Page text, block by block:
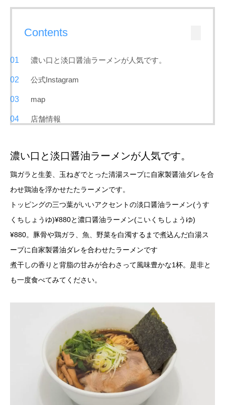
Contents
濃い口と淡口醤油ラーメンが人気です。
公式Instagram
map
店舗情報
濃い口と淡口醤油ラーメンが人気です。
鶏ガラと生姜、玉ねぎでとった清湯スープに自家製醤油ダレを合
わせ鶏油を浮かせたたラーメンです。
トッピングの三つ葉がいいアクセントの淡口醤油ラーメン(うす
くちしょうゆ)¥880と濃口醤油ラーメン(こいくちしょうゆ)
¥880。豚骨や鶏ガラ、魚、野菜を白濁するまで煮込んだ白湯ス
ープに自家製醤油ダレを合わせたラーメンです
煮干しの香りと背脂の甘みが合わさって風味豊かな1杯。是非と
も一度食べてみてください。